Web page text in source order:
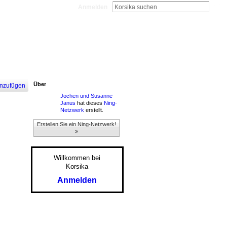
Über
Jochen und Susanne
Janus hat dieses Ning-
Netzwerk erstellt.
Erstellen Sie ein Ning-Netzwerk!
»
Willkommen bei
Korsika
Anmelden